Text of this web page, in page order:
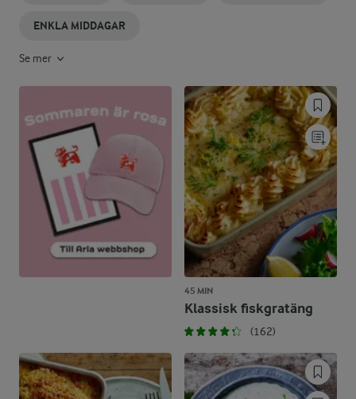
ENKLA MIDDAGAR
Se mer
45 MIN
Klassisk fiskgratäng
(162)